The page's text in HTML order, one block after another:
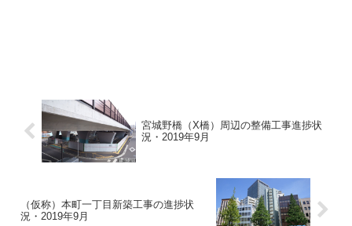
宮城野橋（X橋）周辺の整備工事進捗状
況・2019年9月
（仮称）本町一丁目新築工事の進捗状
況・2019年9月